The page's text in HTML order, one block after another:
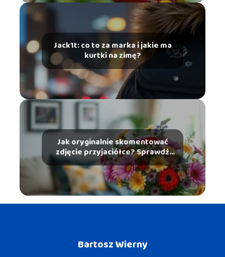
Jack1t: co to za marka i jakie ma
kurtki na zimę?
Jak oryginalnie skomentować
zdjęcie przyjaciółce? Sprawdź
nasze pomysły!
Bartosz Wierny